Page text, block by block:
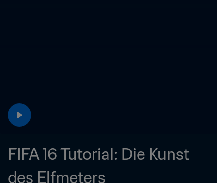
FIFA 16 Tutorial: Die Kunst
des Elfmeters